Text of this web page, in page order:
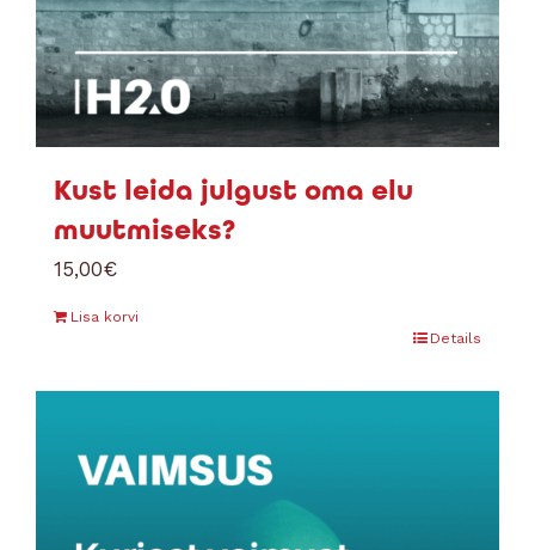
Kust leida julgust oma elu
muutmiseks?
15,00€
Lisa korvi
Details